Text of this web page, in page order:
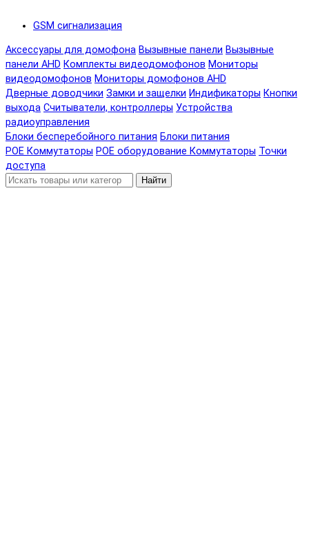
GSM сигнализация
Аксессуары для домофона Вызывные панели Вызывные
панели AHD Комплекты видеодомофонов Мониторы
видеодомофонов Мониторы домофонов AHD
Дверные доводчики Замки и защелки Индификаторы Кнопки
выхода Считыватели, контроллеры Устройства
радиоуправления
Блоки бесперебойного питания Блоки питания
POE Коммутаторы POE оборудование Коммутаторы Точки
доступа
Найти